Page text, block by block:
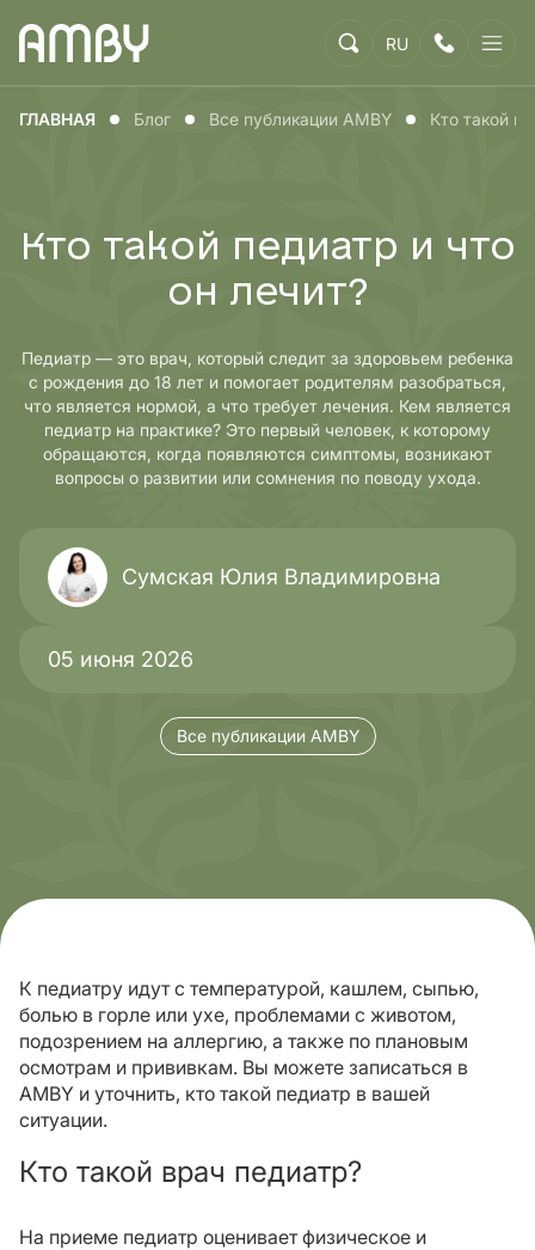
RU
ГЛАВНАЯ Блог Все публикации AMBY Кто такой
Кто такой педиатр и что
он лечит?
Педиатр — это врач, который следит за здоровьем ребенка
с рождения до 18 лет и помогает родителям разобраться,
что является нормой, а что требует лечения. Кем является
педиатр на практике? Это первый человек, к которому
обращаются, когда появляются симптомы, возникают
вопросы о развитии или сомнения по поводу ухода.
Сумская Юлия Владимировна
05 июня 2026
Все публикации AMBY
К педиатру идут с температурой, кашлем, сыпью,
болью в горле или ухе, проблемами с животом,
подозрением на аллергию, а также по плановым
осмотрам и прививкам. Вы можете записаться в
AMBY и уточнить, кто такой педиатр в вашей
ситуации.
Кто такой врач педиатр?
На приеме педиатр оценивает физическое и